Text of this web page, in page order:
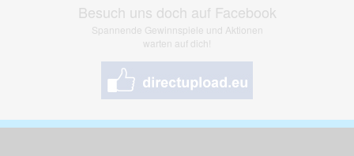
Besuch uns doch auf Facebook
Spannende Gewinnspiele und Aktionen
warten auf dich!